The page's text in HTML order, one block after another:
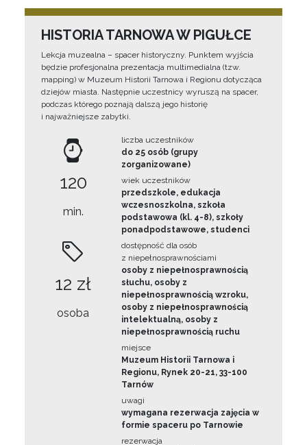
HISTORIA TARNOWA W PIGUŁCE
Lekcja muzealna – spacer historyczny. Punktem wyjścia
będzie profesjonalna prezentacja multimedialna (tzw.
mapping) w Muzeum Historii Tarnowa i Regionu dotycząca
dziejów miasta. Następnie uczestnicy wyruszą na spacer,
podczas którego poznają dalszą jego historię
i najważniejsze zabytki.
120
min.
12 zł
osoba
liczba uczestników
do 25 osób (grupy
zorganizowane)
wiek uczestników
przedszkole, edukacja
wczesnoszkolna, szkoła
podstawowa (kl. 4-8), szkoły
ponadpodstawowe, studenci
dostępność dla osób
z niepełnosprawnościami
osoby z niepełnosprawnością
słuchu, osoby z
niepełnosprawnością wzroku,
osoby z niepełnosprawnością
intelektualną, osoby z
niepełnosprawnością ruchu
miejsce
Muzeum Historii Tarnowa i
Regionu, Rynek 20-21, 33-100
Tarnów
uwagi
wymagana rezerwacja zajęcia w
formie spaceru po Tarnowie
rezerwacja